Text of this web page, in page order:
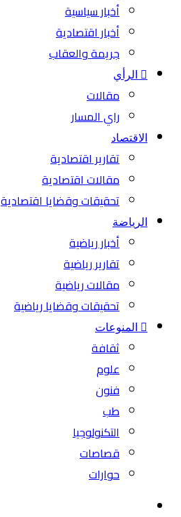
أخبار سياسية
أخبار اقتصادية
جريمة والعقاب
الرأي
مقالات
راي المسار
الاقتصاد
تقارير اقتصادية
مقالات اقتصادية
تحقيقات وقضايا اقتصادية
الرياضة
أخبار رياضية
تقارير رياضية
مقالات رياضية
تحقيقات وقضايا رياضية
المنوعات
ثقافة
علوم
فنون
طب
التكنولوجيا
قصاصات
حوارات